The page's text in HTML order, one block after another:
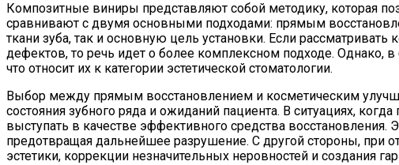
Композитные виниры представляют собой методику, которая
сравнивают с двумя основными подходами: прямым
ткани зуба, так и основную цель установки. Если
дефектов, то речь идет о более комплексном подходе. Однако,
что относит их к категории эстетической стоматологии.
Выбор между прямым восстановлением и косметическим
состояния зубного ряда и ожиданий пациента. В ситуациях,
выступать в качестве эффективного средства
предотвращая дальнейшее разрушение. С другой стороны, при
эстетики, коррекции незначительных неровностей и создания